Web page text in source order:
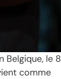
Belgique, le 8
comme